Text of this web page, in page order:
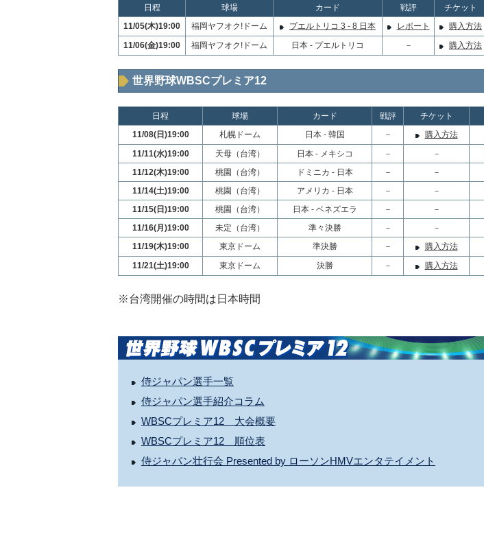
日程 球場 カード 戦評 チケット
11/05(木)19:00
福岡ヤフオク!ドーム プエルトリコ 3 - 8 日本 レポート 購入方法
11/06(金)19:00
福岡ヤフオク!ドーム 日本 - プエルトリコ － 購入方法
世界野球WBSCプレミア12
日程 球場 カード 戦評 チケット
11/08(日)19:00
札幌ドーム 日本 - 韓国 － 購入方法
11/11(水)19:00
天母（台湾） 日本 - メキシコ － －
11/12(木)19:00
桃園（台湾） ドミニカ - 日本 － －
11/14(土)19:00
桃園（台湾） アメリカ - 日本 － －
11/15(日)19:00
桃園（台湾） 日本 - ベネズエラ － －
11/16(月)19:00
未定（台湾） 準々決勝 － －
11/19(木)19:00
東京ドーム 準決勝 － 購入方法
11/21(土)19:00
東京ドーム 決勝 － 購入方法
※台湾開催の時間は日本時間
侍ジャパン選手一覧
侍ジャパン選手紹介コラム
WBSCプレミア12 大会概要
WBSCプレミア12 順位表
侍ジャパン壮行会 Presented by ローソンHMVエンタテイメント